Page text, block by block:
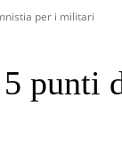
per i militari
punti